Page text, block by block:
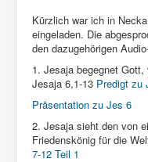
Greek NT
Book Corner
Links
Linux and Open
Kürzlich war ich in
eingeladen. Die
den dazugehörigen
1. Jesaja begegnet
Jesaja 6,1-13 Predigt zu
Präsentation zu Jes 6
2. Jesaja sieht den von
Friedenskönig für die
7-12 Teil 1